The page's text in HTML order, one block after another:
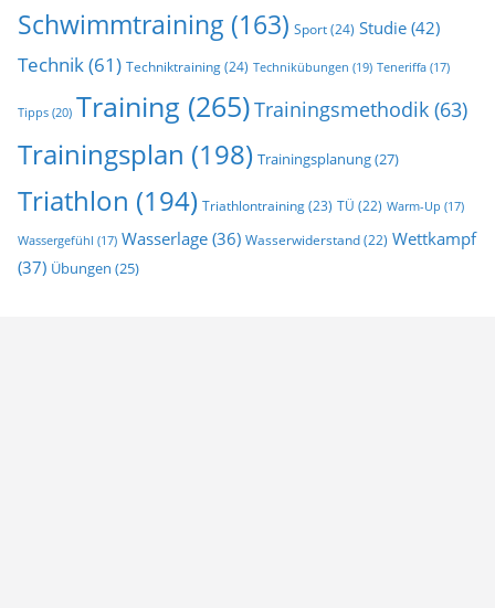
Schwimmtraining (163) Sport(24) Studie (42)
Technik(61) Techniktraining(24) Technikübungen (19) Teneriffa (17)
Tipps (20) Training (265)Trainingsmethodik (63)
Trainingsplan (198) Trainingsplanung(27)
Triathlon (194) Triathlontraining(23) TÜ (22) Warm-Up (17)
Wassergefühl (17) Wasserlage (36) Wasserwiderstand(22) Wettkampf
(37) Übungen (25)